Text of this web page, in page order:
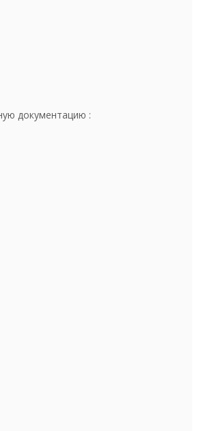
документацию :